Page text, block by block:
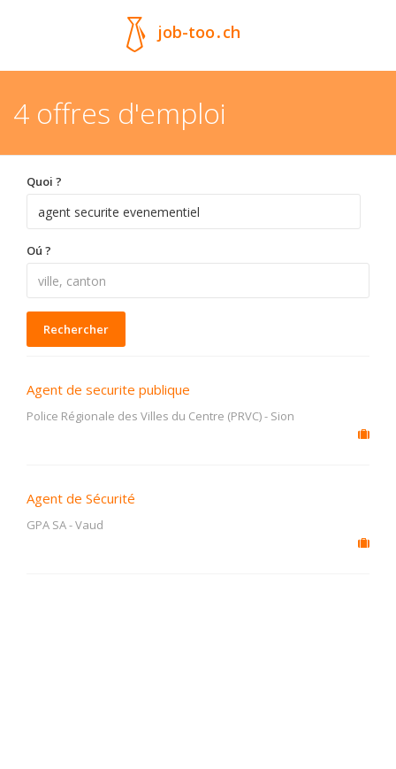
job-too.ch
4 offres d'emploi
Quoi ?
Oú ?
Rechercher
Agent de securite publique
Police Régionale des Villes du Centre (PRVC)- Sion
Agent de Sécurité
GPA SA-Vaud